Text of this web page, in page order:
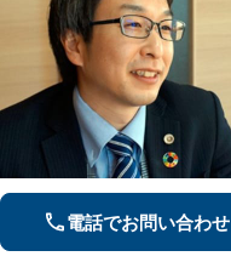
電話でお問い合わせ